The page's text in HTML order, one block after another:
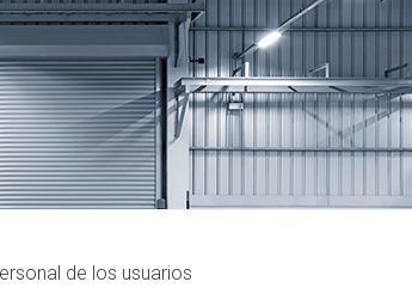
de los usuarios